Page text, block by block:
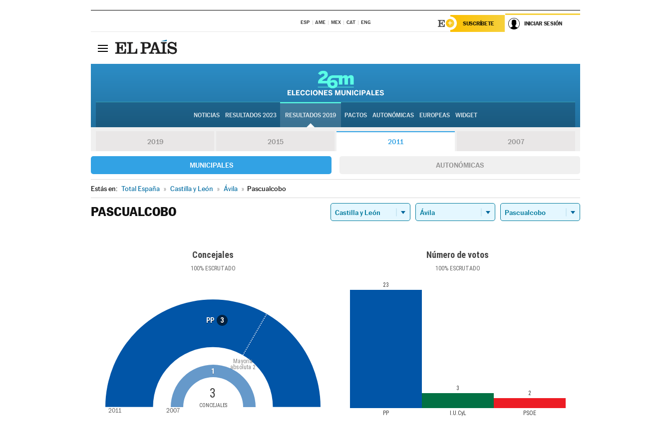
ESP AME MEX CAT ENG SUSCRÍBETE INICIAR SESIÓN
NOTICIAS RESULTADOS 2023 RESULTADOS 2019 PACTOS AUTONÓMICAS EUROPEAS WIDGET
2019 2015 2011 2007
MUNICIPALES AUTONÓMICAS
Estás en: Total España » Castilla y León » Ávila » Pascualcobo
PASCUALCOBO
Concejales
100%ESCRUTADO
PP 3
3
CONCEJALES
Mayoría
absoluta 2
1
2011 2007
Número de votos
100%ESCRUTADO
PP I.U.CyL PSOE
23
3
2